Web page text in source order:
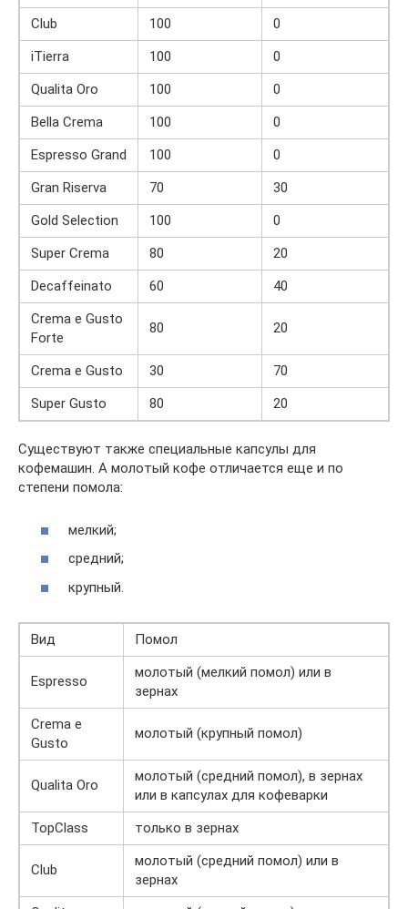
Club
100
0
iTierra
100
0
Qualita Oro
100
0
Bella Crema
100
0
Espresso Grand
100
0
Gran Riserva
70
30
Gold Selection
100
0
Super Crema
80
20
Decaffeinato
60
40
Crema e Gusto
Forte
80 20
Crema e Gusto 30
70
Super Gusto
80 20
Существуют также специальные капсулы для
кофемашин. А молотый кофе отличается еще и по
степени помола:
мелкий;
средний;
крупный.
Вид Помол
Espresso
молотый (мелкий помол) или в
зернах
Crema e
Gusto
молотый (крупный помол)
Qualita Oro
молотый (средний помол), в зернах
или в капсулах для кофеварки
TopClass
только в зернах
Club
молотый (средний помол) или в
зернах